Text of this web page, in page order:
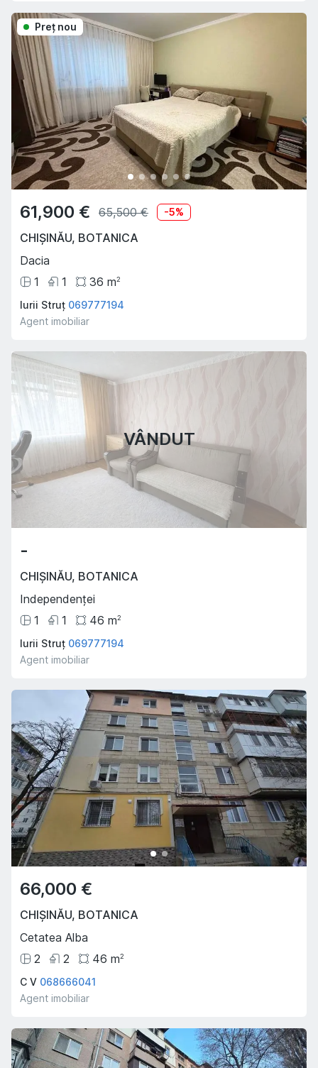
Preţ nou
61,900 € 65,500 € -5%
CHIȘINĂU, BOTANICA
Dacia
1
1 36 m2
Iurii Struț 069777194
Agent imobiliar
VÂNDUT
-
CHIȘINĂU, BOTANICA
Independenței
1
1 46 m2
Iurii Struț 069777194
Agent imobiliar
66,000 €
CHIȘINĂU, BOTANICA
Cetatea Alba
2
2 46 m2
C V 068666041
Agent imobiliar